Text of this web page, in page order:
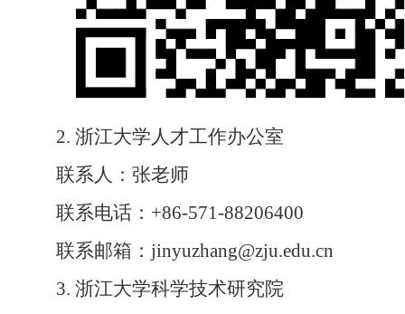
2.浙江大学人才工作办公室
联系人：张老师
联系电话： +86-571-88206400
联系邮箱： jinyuzhang@zju.edu.cn
3.浙江大学科学技术研究院